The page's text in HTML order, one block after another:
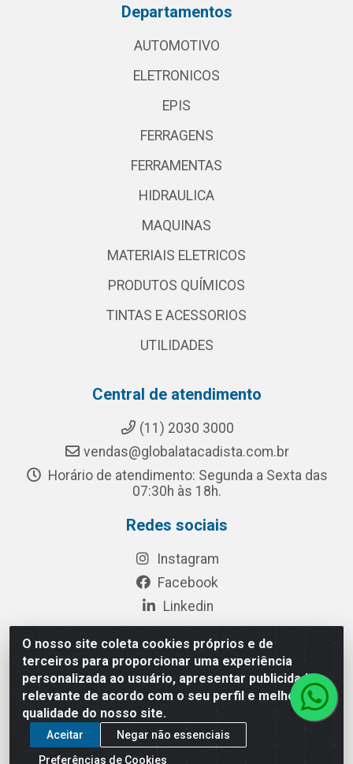
O nosso site coleta cookies próprios e de
terceiros para proporcionar uma experiência
personalizada ao usuário, apresentar publicidade
relevante de acordo com o seu perfil e melhorar a
qualidade do nosso site.
Aceitar
Negar não essenciais
Preferências de Cookies
Departamentos
AUTOMOTIVO
ELETRONICOS
EPIS
FERRAGENS
FERRAMENTAS
HIDRAULICA
MAQUINAS
MATERIAIS ELETRICOS
PRODUTOS QUÍMICOS
TINTAS E ACESSORIOS
UTILIDADES
Central de atendimento
(11) 2030 3000
vendas@globalatacadista.com.br
Horário de atendimento: Segunda a Sexta das
07:30h às 18h.
Redes sociais
Instagram
Facebook
Linkedin
Rua Chipuê, 117 - S. Miguel Paulista São Paulo/SP - CEP
08010-260- CNPJ: 03.010.739/0001-72